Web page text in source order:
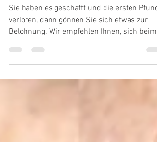
SLIMYONIK® | AIR Bodystyler
Sie haben es geschafft und die ersten
Belohnung. Wir empfehlen Ihnen, sich beim
Abnehmen...